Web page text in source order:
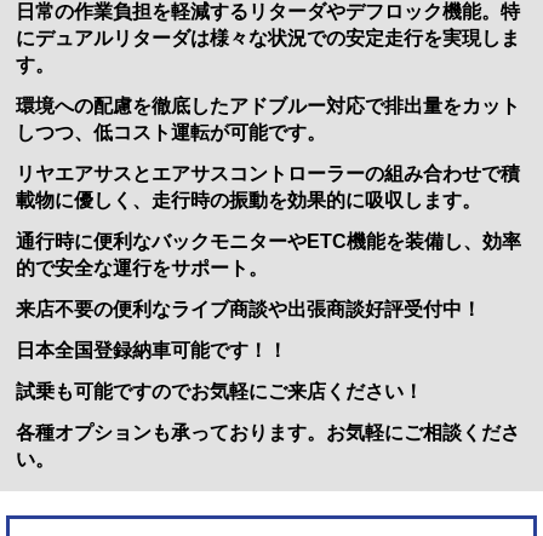
日常の作業負担を軽減するリターダやデフロック機能。特
にデュアルリターダは様々な状況での安定走行を実現しま
す。
環境への配慮を徹底したアドブルー対応で排出量をカット
しつつ、低コスト運転が可能です。
リヤエアサスとエアサスコントローラーの組み合わせで積
載物に優しく、走行時の振動を効果的に吸収します。
通行時に便利なバックモニターやETC機能を装備し、効率
的で安全な運行をサポート。
来店不要の便利なライブ商談や出張商談好評受付中！
日本全国登録納車可能です！！
試乗も可能ですのでお気軽にご来店ください！
各種オプションも承っております。お気軽にご相談くださ
い。